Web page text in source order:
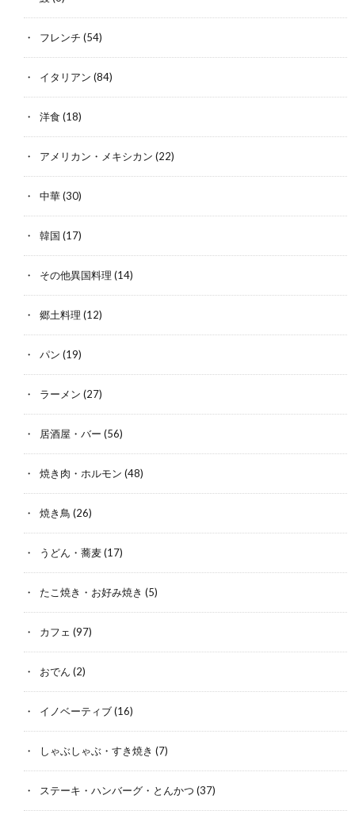
フレンチ (54)
イタリアン (84)
洋食 (18)
アメリカン・メキシカン (22)
中華(30)
韓国 (17)
その他異国料理 (14)
郷土料理 (12)
パン (19)
ラーメン (27)
居酒屋・バー (56)
焼き肉・ホルモン (48)
焼き鳥 (26)
うどん・蕎麦(17)
たこ焼き・お好み焼き (5)
カフェ (97)
おでん (2)
イノベーティブ(16)
しゃぶしゃぶ・すき焼き (7)
ステーキ・ハンバーグ・とんかつ (37)